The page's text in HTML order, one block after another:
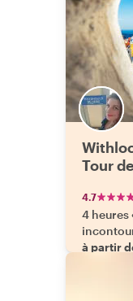
Tour
4.7
4 heures
à partir